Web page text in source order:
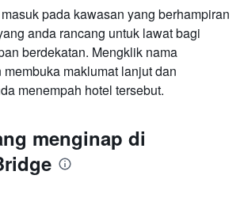
pada kawasan yang berhampiran
anda rancang untuk lawat bagi
berdekatan. Mengklik nama
maklumat lanjut dan
menempah hotel tersebut.
menginap di